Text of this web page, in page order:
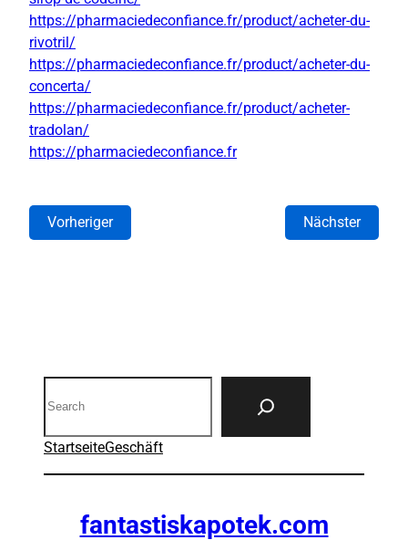
https://pharmaciedeconfiance.fr/product/acheter-du-
rivotril/
https://pharmaciedeconfiance.fr/product/acheter-du-
concerta/
https://pharmaciedeconfiance.fr/product/acheter-
tradolan/
https://pharmaciedeconfiance.fr
Vorheriger Nächster
StartseiteGeschäft
fantastiskapotek.com